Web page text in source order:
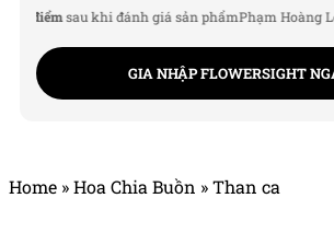
điểmsau khi đánh giá sản phẩmPhạm Hoàng
GIA NHẬP FLOWERSIGHT
Home »Hoa Chia Buồn »Than ca